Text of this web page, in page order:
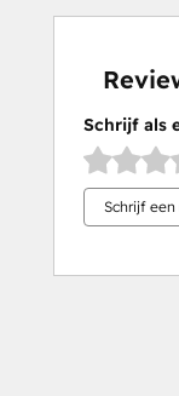
Schrijf als
Schrijf een